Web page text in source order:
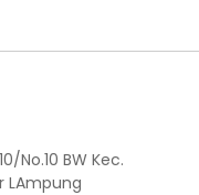
No.10 BW Kec.
LAmpung